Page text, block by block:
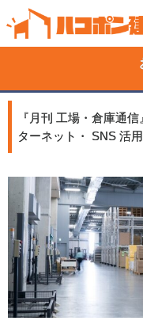
『月刊 工場・倉庫通
ターネット・ SNS 活